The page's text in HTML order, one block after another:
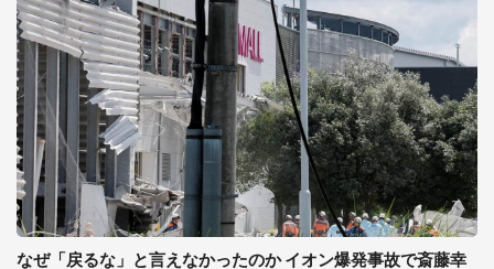
なぜ「戻るな」と言えなかったのか イオン爆発事故で斎藤幸